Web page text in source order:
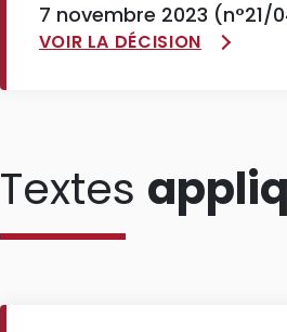
7 novembre 2023 (n°21/
VOIR LA DÉCISION
Textes